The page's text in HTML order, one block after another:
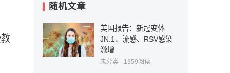
随机文章
美国报告：新冠变体
JN.1、流感、RSV感染
激增
未分类 · 1359阅读